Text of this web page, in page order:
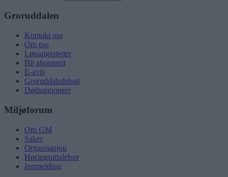
Groruddalen
Kontakt oss
Om oss
Løssalgssteder
Bli abonnent
E-avis
Groruddalsdebatt
Dødsannonser
Miljøforum
Om GM
Saker
Organisasjon
Høringsuttalelser
Innmelding